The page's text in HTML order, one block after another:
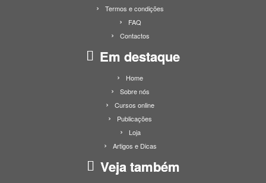
Termos e condições
FAQ
Contactos
Em destaque
Home
Sobre nós
Cursos online
Publicações
Loja
Artigos e Dicas
Veja também